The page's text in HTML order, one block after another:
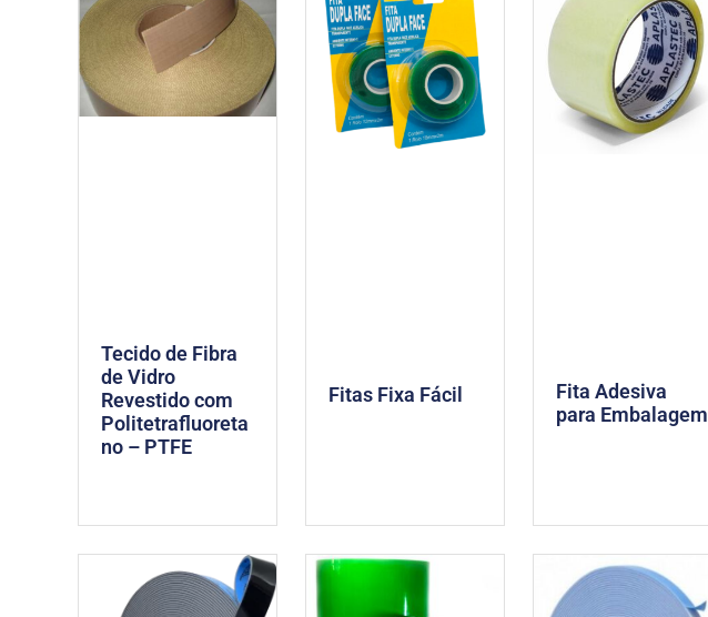
Tecido de Fibra
de Vidro
Revestido com
Politetrafluoreta
no – PTFE
Fitas Fixa Fácil
Fita Adesiva
para Embalagem